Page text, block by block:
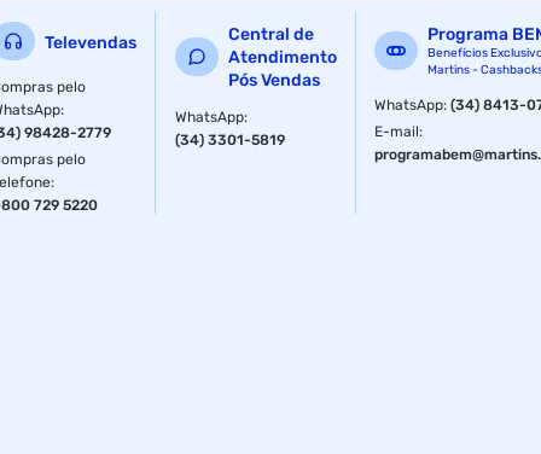
Televendas
pelo
:
98428-2779
pelo
:
729 5220
Central de
Atendimento
Pós Vendas
WhatsApp:
(34) 3301-5819
Programa
Benefícios
Martins -
WhatsApp:(34) 8413-
E-mail: